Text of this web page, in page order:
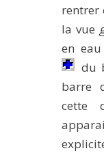
rentrer
la vue
en
du
barre
cette